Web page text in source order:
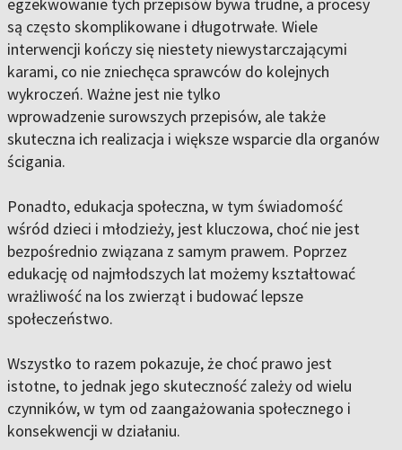
egzekwowanie tych przepisów bywa trudne, a procesy
są często skomplikowane i długotrwałe. Wiele
interwencji kończy się niestety niewystarczającymi
karami, co nie zniechęca sprawców do kolejnych
wykroczeń. Ważne jest nie tylko
wprowadzenie surowszych przepisów, ale także
skuteczna ich realizacja i większe wsparcie dla organów
ścigania.
Ponadto, edukacja społeczna, w tym świadomość
wśród dzieci i młodzieży, jest kluczowa, choć nie jest
bezpośrednio związana z samym prawem. Poprzez
edukację od najmłodszych lat możemy kształtować
wrażliwość na los zwierząt i budować lepsze
społeczeństwo.
Wszystko to razem pokazuje, że choć prawo jest
istotne, to jednak jego skuteczność zależy od wielu
czynników, w tym od zaangażowania społecznego i
konsekwencji w działaniu.